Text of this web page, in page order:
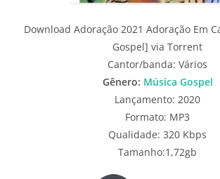
Download Adoração 2021 Adoração Em
Gospel] via Torrent
Cantor/banda: Vários
Gênero: Música Gospel
Lançamento: 2020
Formato: MP3
Qualidade: 320 Kbps
Tamanho:1,72gb